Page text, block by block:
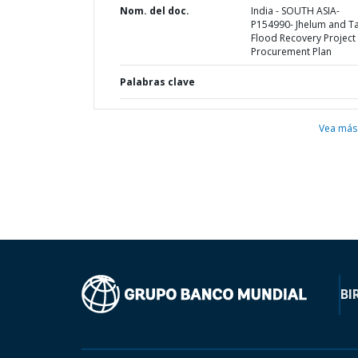
Nom. del doc.
India - SOUTH ASIA-
P154990- Jhelum and
Flood Recovery Project
Procurement Plan
Palabras clave
Vea más